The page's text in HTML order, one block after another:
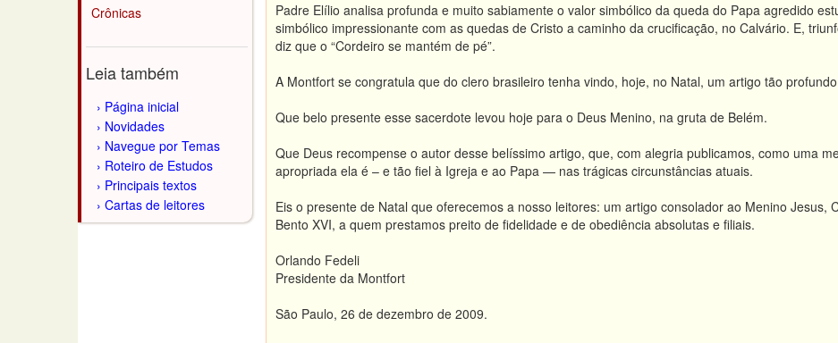
Crônicas
Leia também
Página inicial
Novidades
Navegue por Temas
Roteiro de Estudos
Principais textos
Cartas de leitores
Padre Elílio analisa profunda e muito sabiamente o valor simbólico da queda do Papa agredido
simbólico impressionante com as quedas de Cristo a caminho da crucificação, no Calvário. E,
diz que o “Cordeiro se mantém de pé”.
A Montfort se congratula que do clero brasileiro tenha vindo, hoje, no Natal, um artigo tão
Que belo presente esse sacerdote levou hoje para o Deus Menino, na gruta de Belém.
Que Deus recompense o autor desse belíssimo artigo, que, com alegria publicamos, como uma
apropriada ela é – e tão fiel à Igreja e ao Papa — nas trágicas circunstâncias atuais.
Eis o presente de Natal que oferecemos a nosso leitores: um artigo consolador ao Menino Jesus,
Bento XVI, a quem prestamos preito de fidelidade e de obediência absolutas e filiais.
Orlando Fedeli
Presidente da Montfort
São Paulo, 26 de dezembro de 2009.